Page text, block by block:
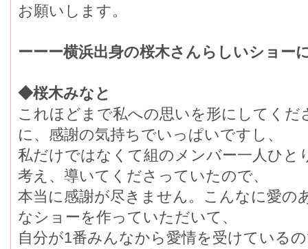
お願いします。
ーーー横浜出身の桜木さんらしいショー
◆桜木みなと
これほどまで私への思いを形にしてくだ
に、感謝の気持ちでいっぱいですし、
私だけではなくて組のメンバー一人ひと
考え、導いてくださっていたので、
本当に感謝が尽きません。こんなに愛の
なショーを作っていただいて、
自分が1番みんなから愛情を受けている